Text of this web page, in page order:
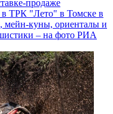
продаже
в ТРК "Лето" в Томске в
мейн-куны, ориенталы и
– на фото РИА